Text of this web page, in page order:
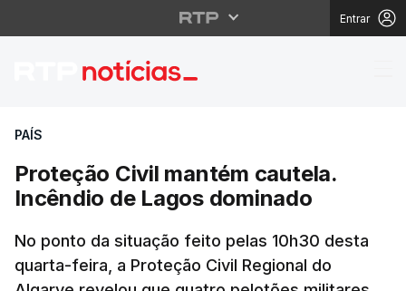
Entrar
Proteção Civil
PAÍS
Proteção Civil mantém cautela.
Incêndio de Lagos dominado
No ponto da situação feito pelas 10h30 desta
quarta-feira, a Proteção Civil Regional do